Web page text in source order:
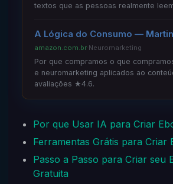
textos que as pessoas realmente
A Lógica do Consumo —
amazon.com.br·Neuromarketing
Por que compramos o que
e neuromarketing aplicados ao
avaliações ★4.6.
Por que Usar IA para Criar
Ferramentas Grátis para Criar
Passo a Passo para Criar seu
Gratuita